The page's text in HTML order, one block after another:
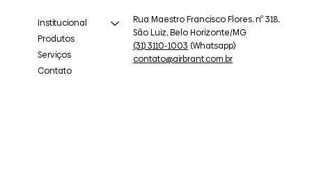
Institucional
Produtos
Serviços
Contato
Rua Maestro Francisco Flores, nº 318,
São Luiz, Belo Horizonte/MG
(31) 3110-1003 (Whatsapp)
contato@airbrant.com.br